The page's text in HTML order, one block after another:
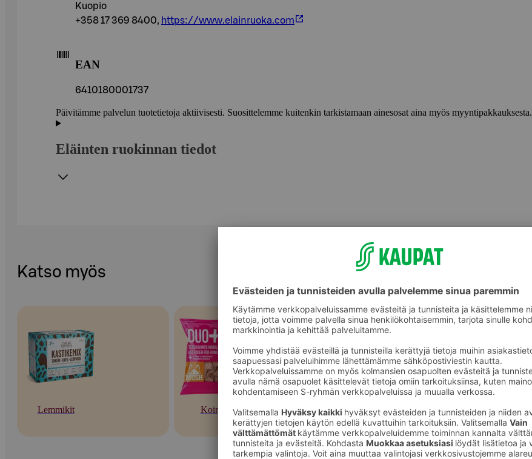
Kuopio
+358 17 369 8400, https://www.elainruoka.com
EAN
6410180001737
Päivitämme palvelun tuotetietoja aktiivisesti. Suosittelemme kuitenkin tarkistamaan ainesosat aina myös myyntipakkauksesta.
Eläinten ruokinnan tiedot
Katso myös
Lemmikit Koirat Puruluut